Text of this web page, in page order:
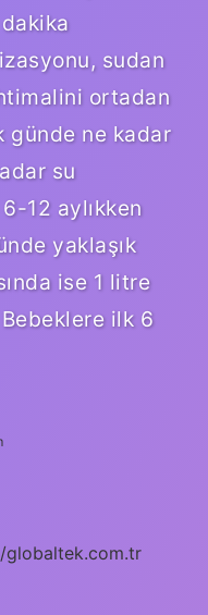
sudan
ortadan
günde ne kadar
su
12 aylıkken
yaklaşık
ise 1 litre
ilk 6
globaltek.com.tr